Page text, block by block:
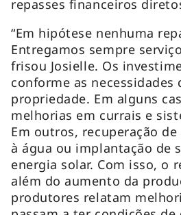
repasses financeiros
“Em hipótese nenhuma
Entregamos sempre
frisou Josielle. Os
conforme as necessidades
propriedade. Em alguns
melhorias em currais e
Em outros, recuperação
à água ou implantação de
energia solar. Com isso, o
além do aumento da
produtores relatam